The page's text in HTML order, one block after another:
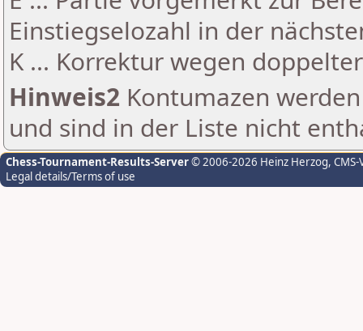
Einstiegselozahl in der
K ... Korrektur wegen
Hinweis2 Kontumazen
und sind in der Liste nicht
Chess-Tournament-Results-Server© 2006-2026 Heinz Herzog,
Legal details/Terms of use